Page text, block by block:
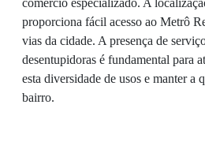
proporciona fácil acesso ao Metrô
vias da cidade. A presença de
desentupidoras é fundamental para
esta diversidade de usos e manter a
bairro.